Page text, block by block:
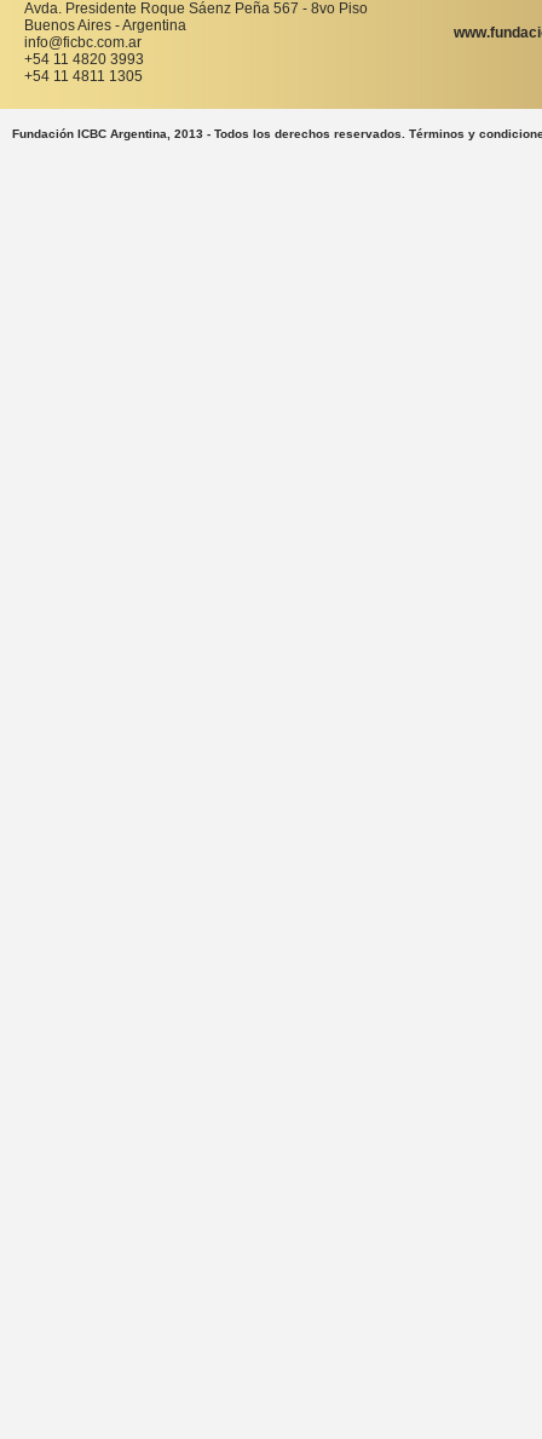
Avda. Presidente Roque Sáenz Peña 567 - 8vo Piso
Buenos Aires - Argentina
info@ficbc.com.ar
+54 11 4820 3993
+54 11 4811 1305
Fundación ICBC Argentina, 2013 - Todos los derechos reservados. Términos y